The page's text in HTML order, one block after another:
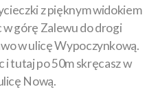
z pięknym widokiem
w górę Zalewu do drogi
w ulicę Wypoczynkową.
i tutaj po 50m skręcasz w
Nową.